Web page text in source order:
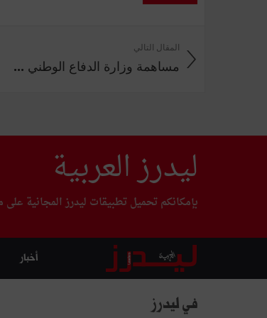
المقال التالي
مساهمة وزارة الدفاع الوطني ...
ليدرز العربية
بإمكانكم تحميل تطبيقات ليدرز المجانية
أخبار
في ليدرز